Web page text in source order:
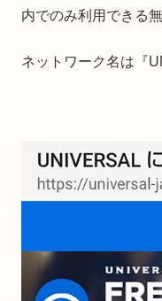
内でのみ利用できる
ネットワーク名は『